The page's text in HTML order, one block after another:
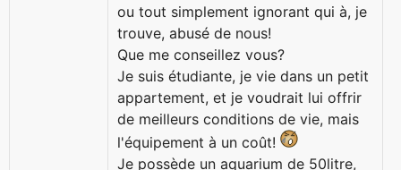
ou tout simplement ignorant qui à, je
trouve, abusé de nous!
Que me conseillez vous?
Je suis étudiante, je vie dans un petit
appartement, et je voudrait lui offrir
de meilleurs conditions de vie, mais
l'équipement à un coût!
Je possède un aquarium de 50litre,